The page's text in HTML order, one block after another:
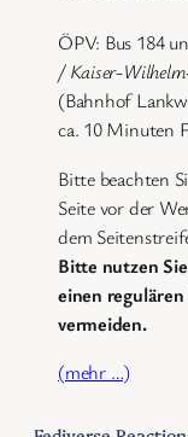
ÖPV: Bus 184
/ Kaiser-
(Bahnhof
ca. 10 Minuten
Bitte beachten
Seite vor der
dem
Bitte nutzen
einen
vermeiden.
(mehr …)